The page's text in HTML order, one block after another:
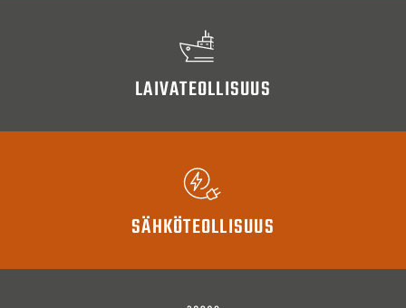
LAIVATEOLLISUUS
SÄHKÖTEOLLISUUS